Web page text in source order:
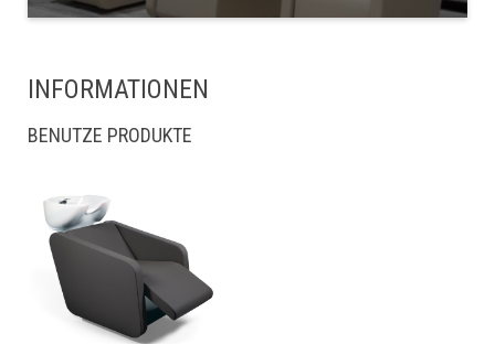
INFORMATIONEN
BENUTZE PRODUKTE